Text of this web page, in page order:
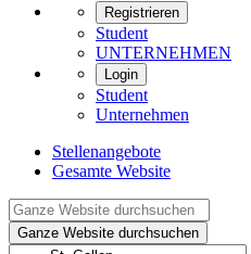
Registrieren
Student
UNTERNEHMEN
Login
Student
Unternehmen
Stellenangebote
Gesamte Website